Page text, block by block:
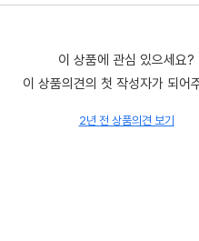
이 상품에 관심 있으세요?
이 상품의견의 첫 작성자가 되어
2년 전 상품의견 보기